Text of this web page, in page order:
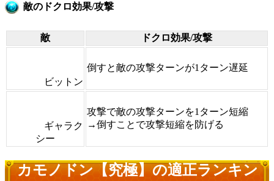
敵のドクロ効果/攻撃
敵 ドクロ効果/攻撃
ビットン
倒すと敵の攻撃ターンが1ターン遅延
ギャラク
シー
攻撃で敵の攻撃ターンを1ターン短縮
→倒すことで攻撃短縮を防げる
カモノドン【究極】の適正ランキン